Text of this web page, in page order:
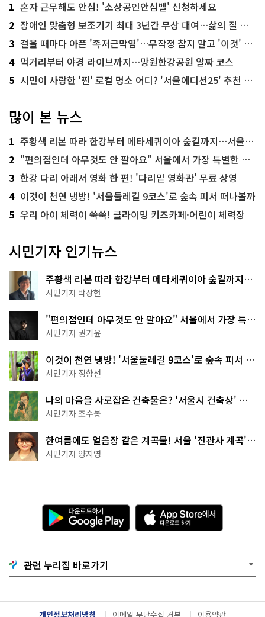
1 혼자 근무해도 안심! '소상공인안심벨' 신청하세요
2 장애인 맞춤형 보조기기 최대 3년간 무상 대여…삶의 질 높인다
3 걸을 때마다 아픈 '족저근막염'…무작정 참지 말고 '이것' 해보세요!
4 먹거리부터 야경 라이브까지…망원한강공원 알짜 코스
5 시민이 사랑한 '찐' 로컬 명소 어디? '서울에디션25' 추천 코스
많이 본 뉴스
1 주황색 리본 따라 한강부터 메타세쿼이아 숲길까지…서울둘레길 15코스
2 "편의점인데 아무것도 안 팔아요" 서울에서 가장 특별한 편의점의 정체
3 한강 다리 아래서 영화 한 편! '다리밑 영화관' 무료 상영
4 이것이 천연 냉방! '서울둘레길 9코스'로 숲속 피서 떠나볼까
5 우리 아이 체력이 쑥쑥! 클라이밍 키즈카페·어린이 체력장
시민기자 인기뉴스
주황색 리본 따라 한강부터 메타세쿼이아 숲길까지…
서울둘레길 15코스
시민기자 박상현
"편의점인데 아무것도 안 팔아요" 서울에서 가장 특별
한 편의점의 정체
시민기자 권기윤
이것이 천연 냉방! '서울둘레길 9코스'로 숲속 피서 떠
나볼까
시민기자 정향선
나의 마음을 사로잡은 건축물은? '서울시 건축상' 수
상작 공개!
시민기자 조수봉
한여름에도 얼음장 같은 계곡물! 서울 '진관사 계곡'이
천국이네~
시민기자 양지영
다
운
로
기
G
o
g
l
A
p
p
e
서
다
관련 누리집 바로가기
개인정보처리방침 이메일 무단수집 거부 이용약관